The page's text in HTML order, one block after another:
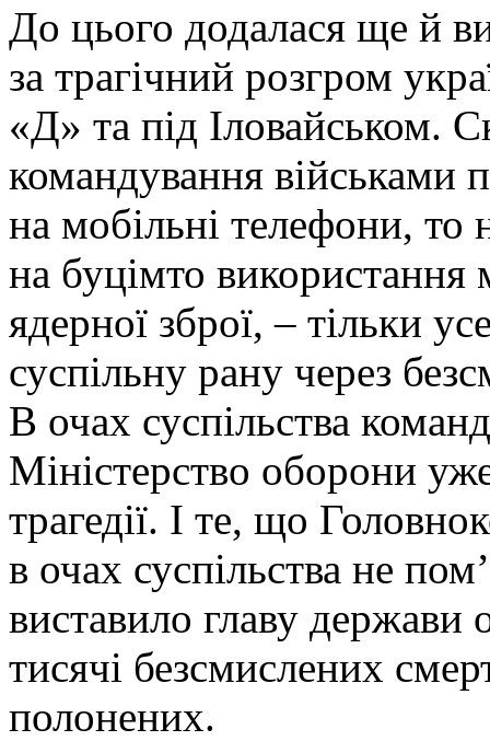
До цього додалася ще й
за трагічний розгром
«Д» та під Іловайськом.
командування військами
на мобільні телефони, то
на буцімто використання
ядерної зброї, – тільки
суспільну рану через
В очах суспільства
Міністерство оборони
трагедії. І те, що
в очах суспільства не
виставило главу держави
тисячі безсмислених
полонених.